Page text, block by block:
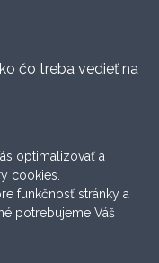
optimalizovať a
cookies.
funkčnosť stránky a
potrebujeme Váš
čo treba vedieť na
predpoveď s
predpoveď, ktorá